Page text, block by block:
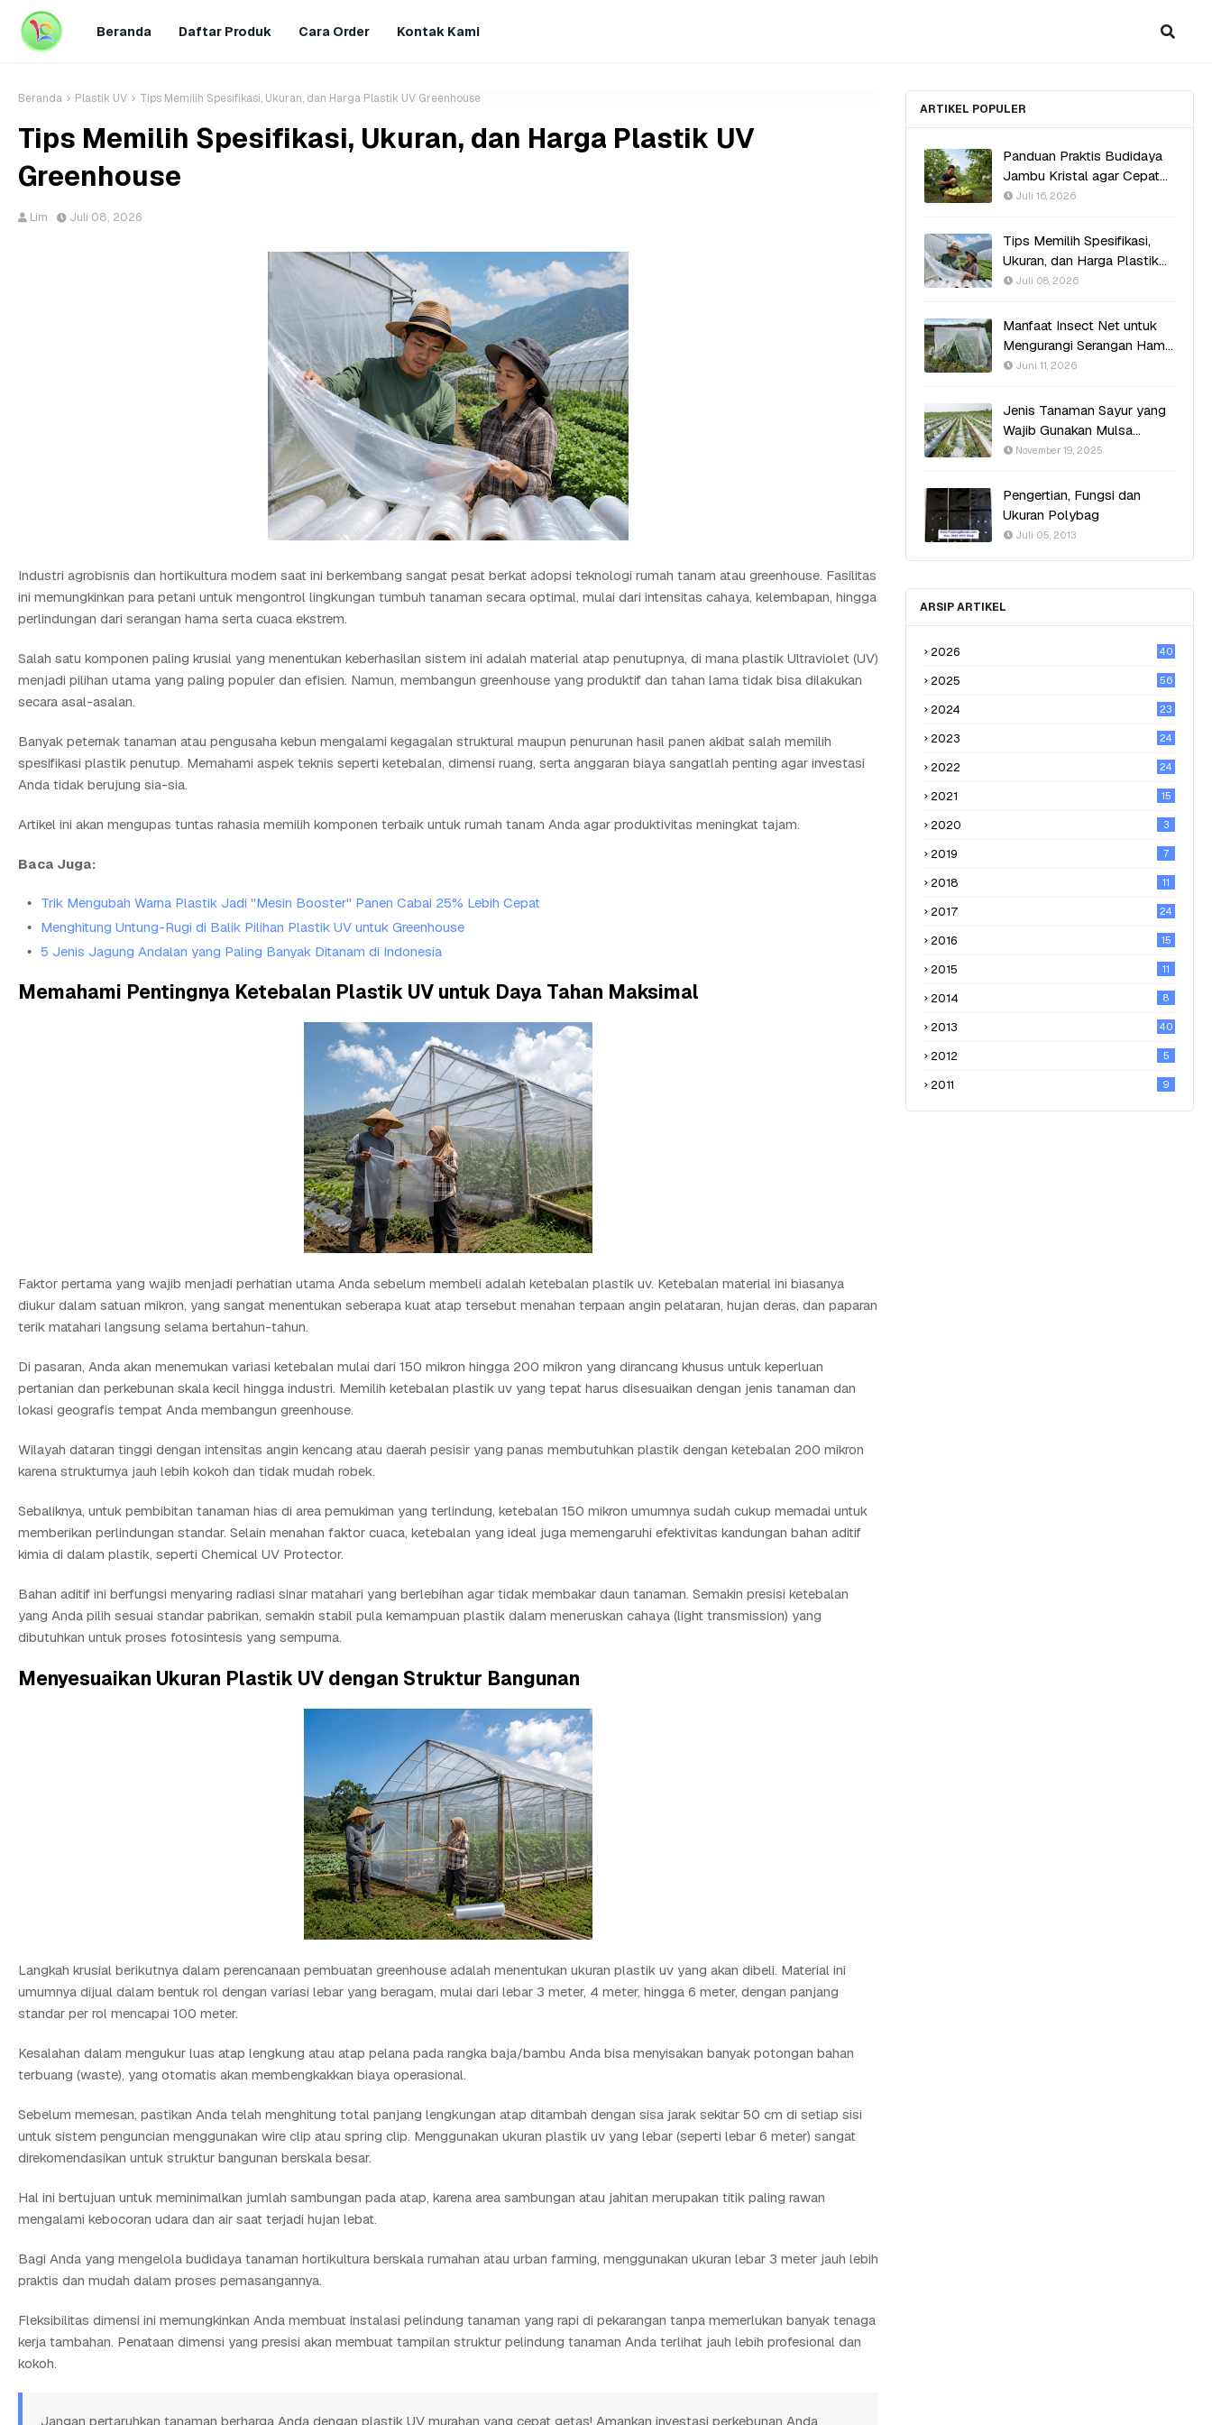
Beranda Daftar Produk Cara Order Kontak Kami
Beranda Plastik UV Tips Memilih Spesifikasi, Ukuran, dan Harga Plastik UV Greenhouse
Tips Memilih Spesifikasi, Ukuran, dan Harga Plastik UV
Greenhouse
Lim Juli 08, 2026
Industri agrobisnis dan hortikultura modern saat ini berkembang sangat pesat berkat adopsi teknologi rumah tanam atau greenhouse. Fasilitas
ini memungkinkan para petani untuk mengontrol lingkungan tumbuh tanaman secara optimal, mulai dari intensitas cahaya, kelembapan, hingga
perlindungan dari serangan hama serta cuaca ekstrem.
Salah satu komponen paling krusial yang menentukan keberhasilan sistem ini adalah material atap penutupnya, di mana plastik Ultraviolet (UV)
menjadi pilihan utama yang paling populer dan efisien. Namun, membangun greenhouse yang produktif dan tahan lama tidak bisa dilakukan
secara asal-asalan.
Banyak peternak tanaman atau pengusaha kebun mengalami kegagalan struktural maupun penurunan hasil panen akibat salah memilih
spesifikasi plastik penutup. Memahami aspek teknis seperti ketebalan, dimensi ruang, serta anggaran biaya sangatlah penting agar investasi
Anda tidak berujung sia-sia.
Artikel ini akan mengupas tuntas rahasia memilih komponen terbaik untuk rumah tanam Anda agar produktivitas meningkat tajam.
Baca Juga:
Trik Mengubah Warna Plastik Jadi "Mesin Booster" Panen Cabai 25% Lebih Cepat
Menghitung Untung-Rugi di Balik Pilihan Plastik UV untuk Greenhouse
5 Jenis Jagung Andalan yang Paling Banyak Ditanam di Indonesia
Memahami Pentingnya Ketebalan Plastik UV untuk Daya Tahan Maksimal
Faktor pertama yang wajib menjadi perhatian utama Anda sebelum membeli adalah ketebalan plastik uv. Ketebalan material ini biasanya
diukur dalam satuan mikron, yang sangat menentukan seberapa kuat atap tersebut menahan terpaan angin pelataran, hujan deras, dan paparan
terik matahari langsung selama bertahun-tahun.
Di pasaran, Anda akan menemukan variasi ketebalan mulai dari 150 mikron hingga 200 mikron yang dirancang khusus untuk keperluan
pertanian dan perkebunan skala kecil hingga industri. Memilih ketebalan plastik uv yang tepat harus disesuaikan dengan jenis tanaman dan
lokasi geografis tempat Anda membangun greenhouse.
Wilayah dataran tinggi dengan intensitas angin kencang atau daerah pesisir yang panas membutuhkan plastik dengan ketebalan 200 mikron
karena strukturnya jauh lebih kokoh dan tidak mudah robek.
Sebaliknya, untuk pembibitan tanaman hias di area pemukiman yang terlindung, ketebalan 150 mikron umumnya sudah cukup memadai untuk
memberikan perlindungan standar. Selain menahan faktor cuaca, ketebalan yang ideal juga memengaruhi efektivitas kandungan bahan aditif
kimia di dalam plastik, seperti Chemical UV Protector.
Bahan aditif ini berfungsi menyaring radiasi sinar matahari yang berlebihan agar tidak membakar daun tanaman. Semakin presisi ketebalan
yang Anda pilih sesuai standar pabrikan, semakin stabil pula kemampuan plastik dalam meneruskan cahaya (light transmission) yang
dibutuhkan untuk proses fotosintesis yang sempurna.
Menyesuaikan Ukuran Plastik UV dengan Struktur Bangunan
Langkah krusial berikutnya dalam perencanaan pembuatan greenhouse adalah menentukan ukuran plastik uv yang akan dibeli. Material ini
umumnya dijual dalam bentuk rol dengan variasi lebar yang beragam, mulai dari lebar 3 meter, 4 meter, hingga 6 meter, dengan panjang
standar per rol mencapai 100 meter.
Kesalahan dalam mengukur luas atap lengkung atau atap pelana pada rangka baja/bambu Anda bisa menyisakan banyak potongan bahan
terbuang (waste), yang otomatis akan membengkakkan biaya operasional.
Sebelum memesan, pastikan Anda telah menghitung total panjang lengkungan atap ditambah dengan sisa jarak sekitar 50 cm di setiap sisi
untuk sistem penguncian menggunakan wire clip atau spring clip. Menggunakan ukuran plastik uv yang lebar (seperti lebar 6 meter) sangat
direkomendasikan untuk struktur bangunan berskala besar.
Hal ini bertujuan untuk meminimalkan jumlah sambungan pada atap, karena area sambungan atau jahitan merupakan titik paling rawan
mengalami kebocoran udara dan air saat terjadi hujan lebat.
Bagi Anda yang mengelola budidaya tanaman hortikultura berskala rumahan atau urban farming, menggunakan ukuran lebar 3 meter jauh lebih
praktis dan mudah dalam proses pemasangannya.
Fleksibilitas dimensi ini memungkinkan Anda membuat instalasi pelindung tanaman yang rapi di pekarangan tanpa memerlukan banyak tenaga
kerja tambahan. Penataan dimensi yang presisi akan membuat tampilan struktur pelindung tanaman Anda terlihat jauh lebih profesional dan
kokoh.
Jangan pertaruhkan tanaman berharga Anda dengan plastik UV murahan yang cepat getas! Amankan investasi perkebunan Anda
ARTIKEL POPULER
Panduan Praktis Budidaya
Jambu Kristal agar Cepat
Berbuah
Juli 16, 2026
Tips Memilih Spesifikasi,
Ukuran, dan Harga Plastik
UV Greenhouse
Juli 08, 2026
Manfaat Insect Net untuk
Mengurangi Serangan Hama
Tanpa Pestisida
Juni 11, 2026
Jenis Tanaman Sayur yang
Wajib Gunakan Mulsa
Plastik Agar Hasil Optimal
November 19, 2025
Pengertian, Fungsi dan
Ukuran Polybag
Juli 05, 2013
ARSIP ARTIKEL
2026 40
2025 56
2024 23
2023 24
2022 24
2021 15
2020 3
2019 7
2018 11
2017 24
2016 15
2015 11
2014 8
2013 40
2012 5
2011 9